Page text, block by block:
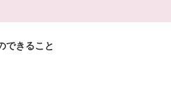
できること